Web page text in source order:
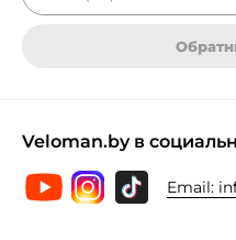
Veloman.by в
Email: